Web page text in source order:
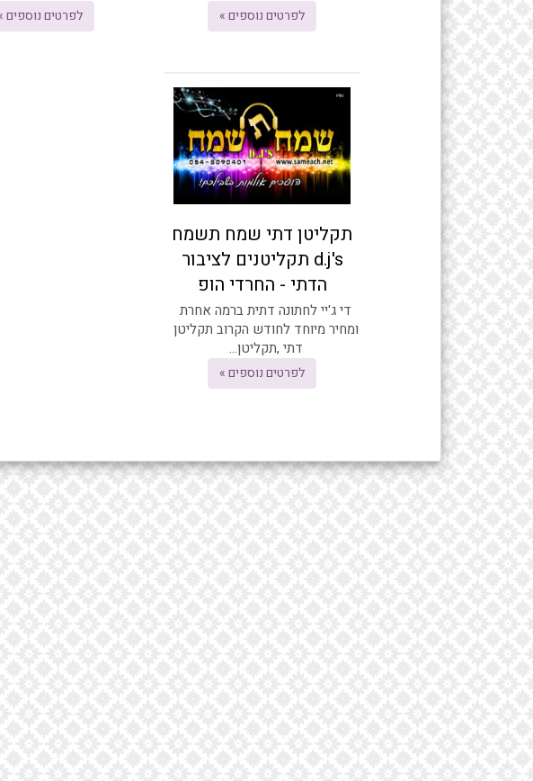
לפרטים נוספים » לפרטים נוספים
תקליטן דתי שמח תשמח
d.j's תקליטנים לציבור
הדתי - החרדי הופ
די ג'יי לחתונה דתית ברמה אחרת
ומחיר מיוחד לחודש הקרוב תקליטן
דתי ,תקליטן...
לפרטים נוספים »